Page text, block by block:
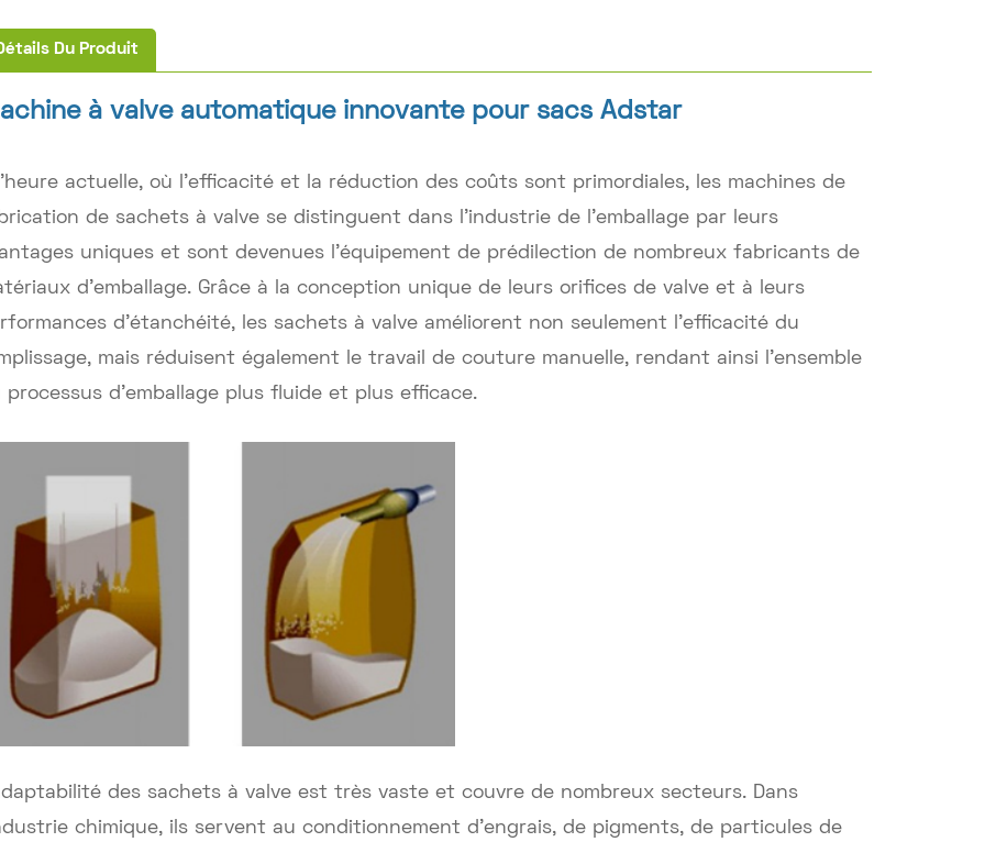
Du Produit
à valve automatique innovante pour sacs Adstar
actuelle, où l'efficacité et la réduction des coûts sont primordiales, les machines de
de sachets à valve se distinguent dans l'industrie de l'emballage par leurs
uniques et sont devenues l'équipement de prédilection de nombreux fabricants de
d'emballage. Grâce à la conception unique de leurs orifices de valve et à leurs
d'étanchéité, les sachets à valve améliorent non seulement l'efficacité du
mais réduisent également le travail de couture manuelle, rendant ainsi l'ensemble
processus d'emballage plus fluide et plus efficace.
des sachets à valve est très vaste et couvre de nombreux secteurs. Dans
chimique, ils servent au conditionnement d'engrais, de pigments, de particules de